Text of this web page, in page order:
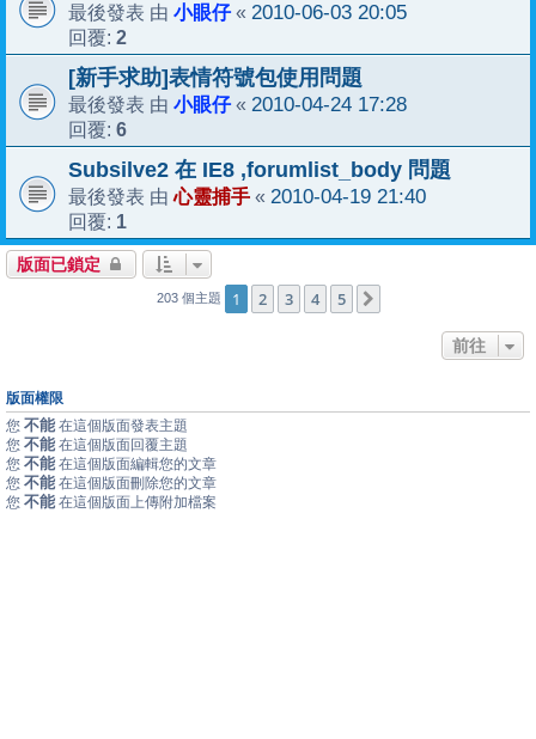
最後發表 由 小眼仔« 2010-06-03 20:05
回覆: 2
[新手求助]表情符號包使用問題
最後發表 由 小眼仔« 2010-04-24 17:28
回覆: 6
Subsilve2 在 IE8 ,forumlist_body 問題
最後發表 由心靈捕手 « 2010-04-19 21:40
回覆: 1
版面已鎖定
203 個主題 1 2 3 4 5
前往
版面權限
您 不能 在這個版面發表主題
您 不能 在這個版面回覆主題
您 不能 在這個版面編輯您的文章
您 不能 在這個版面刪除您的文章
您 不能 在這個版面上傳附加檔案